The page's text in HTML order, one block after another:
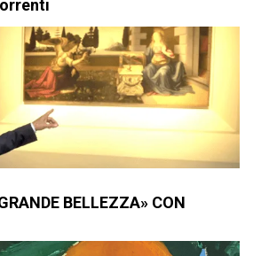
BELLEZZA» CON